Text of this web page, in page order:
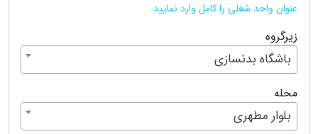
عنوان واحد شغلی را کامل وارد نمایید.
زیرگروه
باشگاه بدنسازی
محله
بلوار مطهری